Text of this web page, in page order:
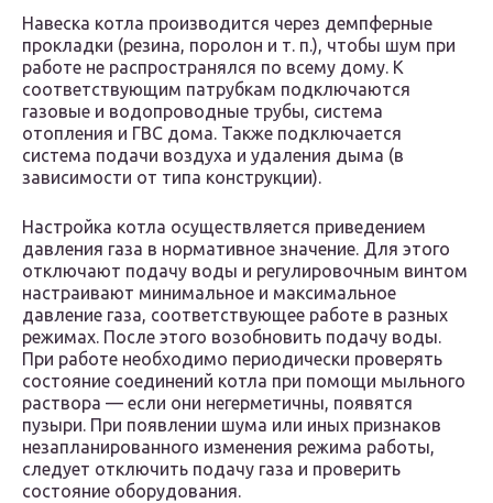
Навеска котла производится через демпферные
прокладки (резина, поролон и т. п.), чтобы шум при
работе не распространялся по всему дому. К
соответствующим патрубкам подключаются
газовые и водопроводные трубы, система
отопления и ГВС дома. Также подключается
система подачи воздуха и удаления дыма (в
зависимости от типа конструкции).
Настройка котла осуществляется приведением
давления газа в нормативное значение. Для этого
отключают подачу воды и регулировочным винтом
настраивают минимальное и максимальное
давление газа, соответствующее работе в разных
режимах. После этого возобновить подачу воды.
При работе необходимо периодически проверять
состояние соединений котла при помощи мыльного
раствора — если они негерметичны, появятся
пузыри. При появлении шума или иных признаков
незапланированного изменения режима работы,
следует отключить подачу газа и проверить
состояние оборудования.